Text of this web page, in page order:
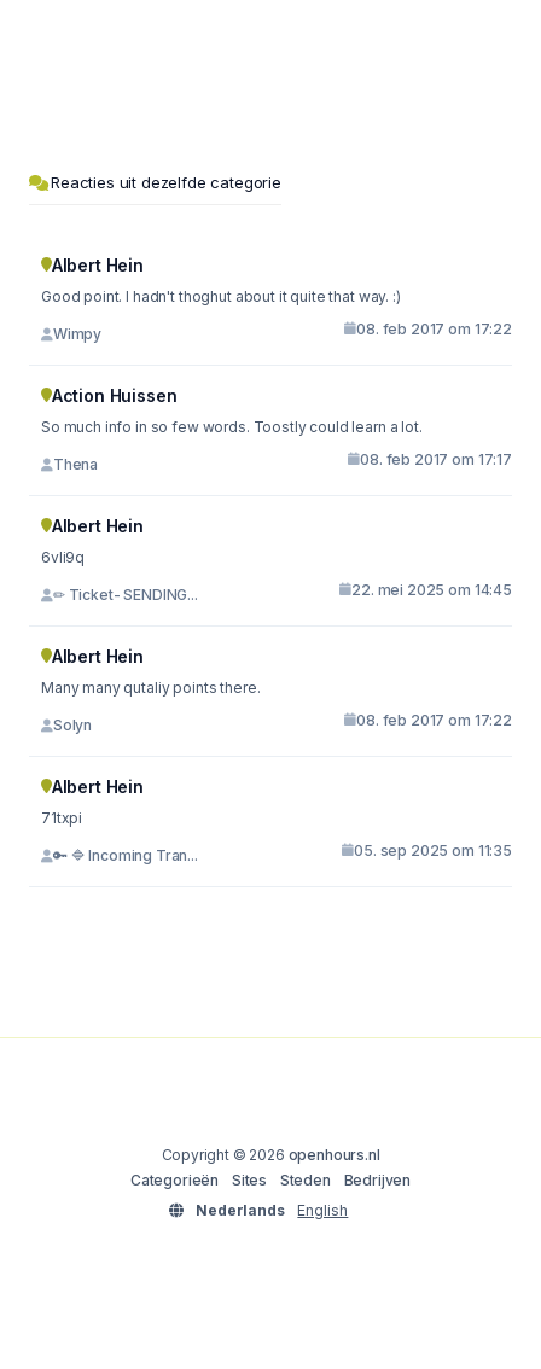
Reacties uit dezelfde categorie
Albert Hein
Good point. I hadn't thoghut about it quite that way. :)
Wimpy 08. feb 2017 om 17:22
Action Huissen
So much info in so few words. Toostly could learn a lot.
Thena 08. feb 2017 om 17:17
Albert Hein
6vli9q
✏ Ticket- SENDING... 22. mei 2025 om 14:45
Albert Hein
Many many qutaliy points there.
Solyn 08. feb 2017 om 17:22
Albert Hein
71txpi
🔑 🔷 Incoming Tran... 05. sep 2025 om 11:35
Copyright © 2026 openhours.nl
Categorieën
Sites Steden
Bedrijven
Nederlands
English